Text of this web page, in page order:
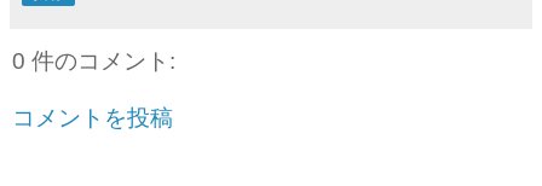
0 件のコメント:
コメントを投稿